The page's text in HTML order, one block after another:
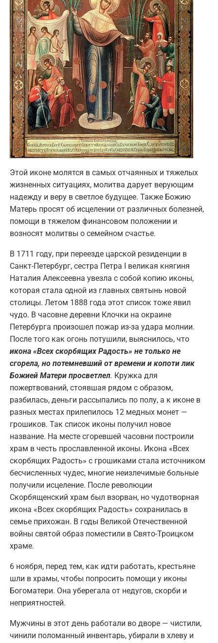
Этой иконе молятся в самых отчаянных и тяжелых
жизненных ситуациях, молитва дарует верующим
надежду и веру в светлое будущее. Также Божию
Матерь просят об исцелении от различных болезней,
помощи в тяжелом финансовом положении и
возносят молитвы о семейном счастье.
В 1711 году, при переезде царской резиденции в
Санкт-Петербург, сестра Петра I великая княгиня
Наталия Алексеевна увезла с собой копию иконы,
которая стала одной из главных святынь новой
столицы. Летом 1888 года этот список тоже явил
чудо. В часовне деревни Клочки на окраине
Петербурга произошел пожар из-за удара молнии.
После того как огонь потушили, выяснилось, что
икона «Всех скорбящих Радость» не только не
сгорела, но потемневший от времени и копоти лик
Божией Матери просветлел. Кружка для
пожертвований, стоявшая рядом с образом,
разбилась, деньги рассыпались по полу, а к иконе в
разных местах прилепилось 12 медных монет —
грошиков. Так список иконы получил новое
название. На месте сгоревшей часовни построили
храм в честь прославленной иконы. Икона «Всех
скорбящих Радость» с грошиками стала источником
бесчисленных чудес, многие неизлечимые больные
получили исцеление. После революции
Скорбященский храм был взорван, но чудотворная
икона «Всех скорбящих Радость» сохранилась в
семье прихожан. В годы Великой Отечественной
войны святой образ поместили в Свято-Троицком
храме.
6 ноября, перед тем, как идти работать, крестьяне
шли в храмы, чтобы попросить помощи у иконы
Богоматери. Она уберегала от недугов, скорби и
неприятностей.
Мужчины в этот день работали во дворе — чистили,
чинили поломанный инвентарь, убирали в хлеву и